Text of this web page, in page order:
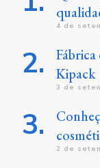
4 de
Kipack
3 de
2 de